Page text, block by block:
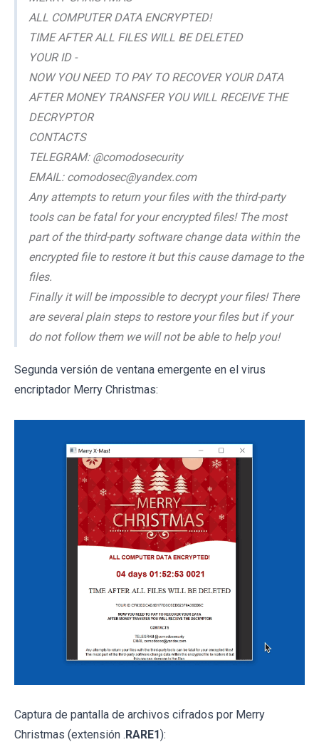
ALL COMPUTER DATA ENCRYPTED!
TIME AFTER ALL FILES WILL BE DELETED
YOUR ID -
NOW YOU NEED TO PAY TO RECOVER YOUR DATA
AFTER MONEY TRANSFER YOU WILL RECEIVE THE
DECRYPTOR
CONTACTS
TELEGRAM: @comodosecurity
EMAIL: comodosec@yandex.com
Any attempts to return your files with the third-party
tools can be fatal for your encrypted files! The most
part of the third-party software change data within the
encrypted file to restore it but this cause damage to the
files.
Finally it will be impossible to decrypt your files! There
are several plain steps to restore your files but if your
do not follow them we will not be able to help you!
Segunda versión de ventana emergente en el virus
encriptador Merry Christmas:
Captura de pantalla de archivos cifrados por Merry
Christmas (extensión .RARE1):